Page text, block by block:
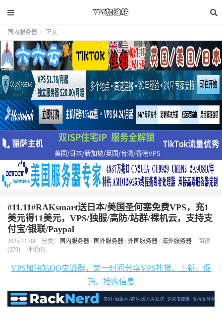
国内服务器 > 正文
#11.11#RAKsmart送日本/美国圣何塞免费VPS，充1
美元得11美元，VPS/独服/高防/站群/裸机云，支持支
付宝/银联/Paypal
2025-11-08 分类： 国内服务器 / 国外服务器 / 外国服务器 / 海外服务器
阅读
(270) 评论(0)
VPS加油站QQ交流群，第一时间分享VPS补货、上新、促
销、抢购信息